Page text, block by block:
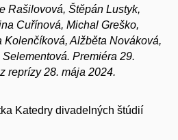
Rašilovová, Štěpán Lustyk,
Cuřínová, Michal Greško,
Kolenčíková, Alžběta Nováková,
Premiéra 29.
reprízy 28. mája 2024.
Katedry divadelných štúdií